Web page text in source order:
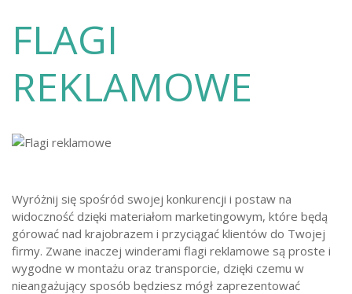
FLAGI
REKLAMOWE
Wyróżnij się spośród swojej konkurencji i postaw na
widoczność dzięki materiałom marketingowym, które będą
górować nad krajobrazem i przyciągać klientów do Twojej
firmy. Zwane inaczej winderami flagi reklamowe są proste i
wygodne w montażu oraz transporcie, dzięki czemu w
nieangażujący sposób będziesz mógł zaprezentować